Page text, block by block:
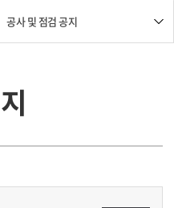
공사 및 점검 공지